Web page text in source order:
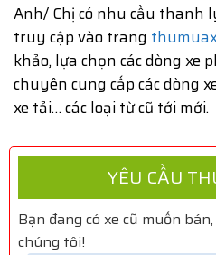
Anh/ Chị có nhu cầu thanh
truy cập vào trang
khảo, lựa chọn các dòng xe
chuyên cung cấp các dòng
xe tải… các loại từ cũ tới mới.
YÊU CẦU
Bạn đang có xe cũ muốn
chúng tôi!